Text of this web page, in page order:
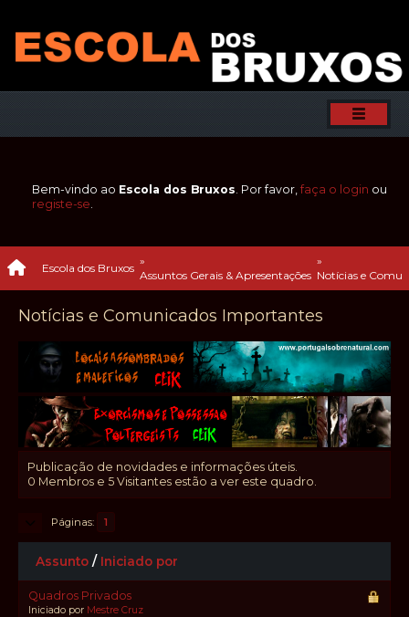
Bem-vindo ao Escola dos Bruxos. Por favor, faça o login ou
registe-se.
Escola dos Bruxos
»
Assuntos Gerais & Apresentações
»
Notícias e
Notícias e Comunicados Importantes
Publicação de novidades e informações úteis.
0 Membros e 5 Visitantes estão a ver este quadro.
Páginas 1
Assunto / Iniciado por
Quadros Privados
Iniciado por Mestre Cruz